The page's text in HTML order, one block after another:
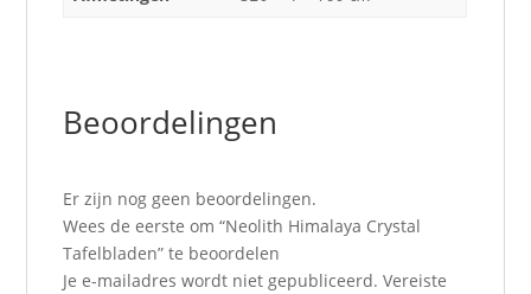
Beoordelingen
Er zijn nog geen beoordelingen.
Wees de eerste om “Neolith Himalaya Crystal
Tafelbladen” te beoordelen
Je e-mailadres wordt niet gepubliceerd. Vereiste